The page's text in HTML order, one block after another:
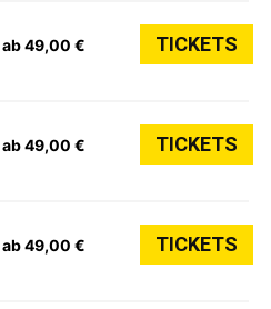
ab 49,00 € TICKETS
ab 49,00 € TICKETS
ab 49,00 € TICKETS